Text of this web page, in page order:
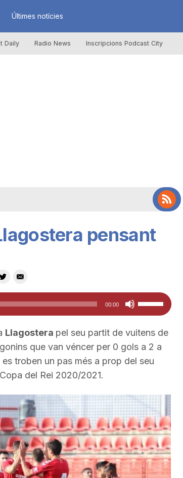
Últimes notícies
Daily Radio News Inscripcions Podcast City
pensant
00:00
Feu
servir
les
tecles
de
amunt/cap
avall
per
a
incrementar
o
Llagostera pel seu partit de vuitens de
que van véncer per 0 gols a 2 a
troben un pas més a prop del seu
del Rei 2020/2021.